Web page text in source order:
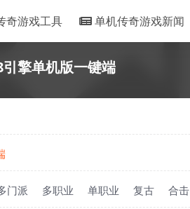
奇游戏工具 单机传奇游戏新闻
引擎单机版一键端
门派 多职业 单职业 复古 合击